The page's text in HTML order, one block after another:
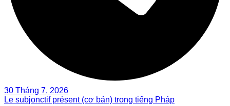
30 Tháng 7, 2026
Le subjonctif présent (cơ bản) trong tiếng Pháp